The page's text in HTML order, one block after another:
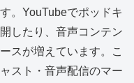
。YouTubeでポッドキ
したり、音声コンテン
スが増えています。こ
スト・音声配信のマー